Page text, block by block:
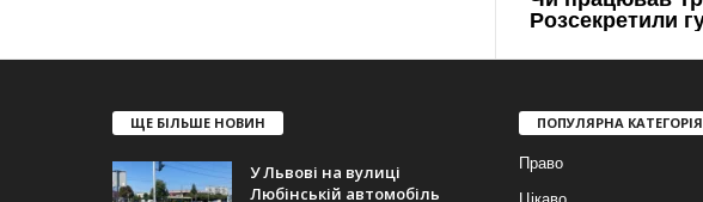
ЩЕ БІЛЬШЕ НОВИН
У Львові на вулиці
Любінській автомобіль
ПОПУЛЯРНА КАТЕГОРІЯ
Право